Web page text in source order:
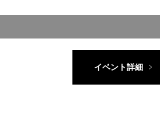
イベント詳細